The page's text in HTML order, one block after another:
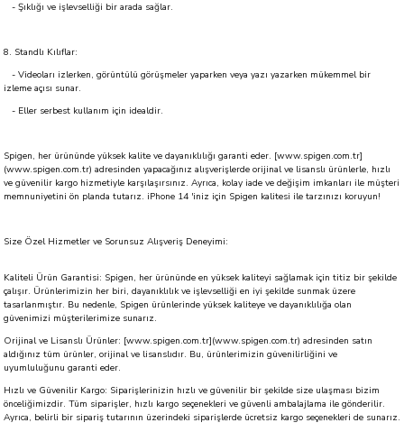
- Şıklığı ve işlevselliği bir arada sağlar.
8. Standlı Kılıflar:
- Videoları izlerken, görüntülü görüşmeler yaparken veya yazı yazarken mükemmel bir
izleme açısı sunar.
- Eller serbest kullanım için idealdir.
Spigen, her ürününde yüksek kalite ve dayanıklılığı garanti eder. [www.spigen.com.tr]
(www.spigen.com.tr) adresinden yapacağınız alışverişlerde orijinal ve lisanslı ürünlerle, hızlı
ve güvenilir kargo hizmetiyle karşılaşırsınız. Ayrıca, kolay iade ve değişim imkanları ile müşteri
memnuniyetini ön planda tutarız. iPhone 14 'iniz için Spigen kalitesi ile tarzınızı koruyun!
Size Özel Hizmetler ve Sorunsuz Alışveriş Deneyimi:
Kaliteli Ürün Garantisi: Spigen, her ürününde en yüksek kaliteyi sağlamak için titiz bir şekilde
çalışır. Ürünlerimizin her biri, dayanıklılık ve işlevselliği en iyi şekilde sunmak üzere
tasarlanmıştır. Bu nedenle, Spigen ürünlerinde yüksek kaliteye ve dayanıklılığa olan
güvenimizi müşterilerimize sunarız.
Orijinal ve Lisanslı Ürünler: [www.spigen.com.tr](www.spigen.com.tr) adresinden satın
aldığınız tüm ürünler, orijinal ve lisanslıdır. Bu, ürünlerimizin güvenilirliğini ve
uyumluluğunu garanti eder.
Hızlı ve Güvenilir Kargo: Siparişlerinizin hızlı ve güvenilir bir şekilde size ulaşması bizim
önceliğimizdir. Tüm siparişler, hızlı kargo seçenekleri ve güvenli ambalajlama ile gönderilir.
Ayrıca, belirli bir sipariş tutarının üzerindeki siparişlerde ücretsiz kargo seçenekleri de sunarız.